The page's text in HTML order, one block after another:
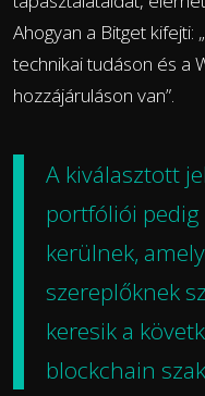
Ahogyan a Bitget kifejti:
technikai tudáson és a
hozzájáruláson van”.
A kiválasztott
portfóliói
kerülnek,
szereplőknek
keresik a
blockchain